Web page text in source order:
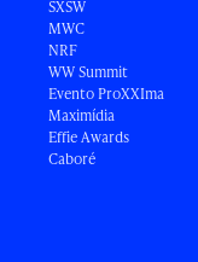
SXSW
MWC
NRF
WW Summit
Evento ProXXIma
Maximídia
Effie Awards
Caboré